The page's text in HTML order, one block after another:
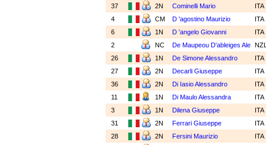
37
2N Cominelli Mario
ITA
4
CM D 'agostino Maurizio
ITA
6
1N D 'angelo Giovanni
ITA
2
NC De Maupeou D'ableiges Ale
26
1N De Simone Alessandro
ITA
27
2N Decarli Giuseppe
ITA
36
2N Di Iasio Alessandro
ITA
11
1N Di Maulo Alessandra
ITA
3
1N Dilena Giuseppe
ITA
31
2N Ferrari Giuseppe
ITA
28
2N Fersini Maurizio
ITA